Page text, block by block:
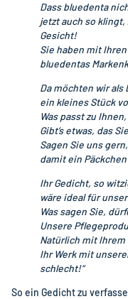
Dass bluedenta
jetzt auch so
Gesicht!
Sie haben mit
bluedentas
Da möchten wir als
ein kleines Stück
Was passt zu
Gibt’s etwas, das
Sagen Sie uns
damit ein
Ihr Gedicht, so
wäre ideal für
Was sagen Sie,
Unsere
Natürlich mit Ihrem
Ihr Werk mit
schlecht!“
So ein Gedicht zu